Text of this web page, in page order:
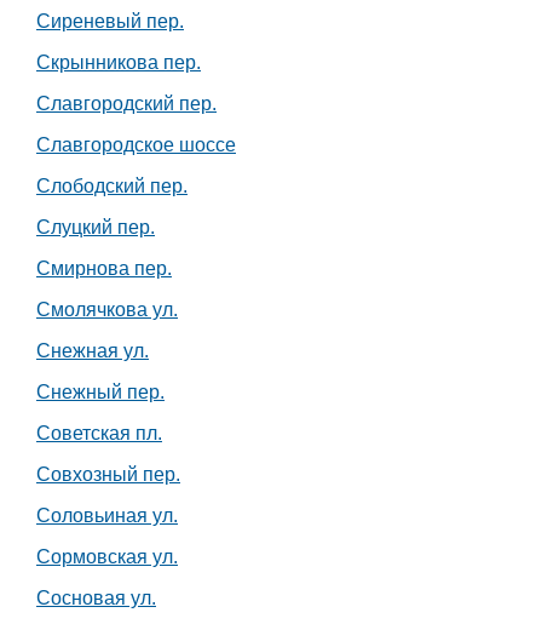
Сиреневый пер.
Скрынникова пер.
Славгородский пер.
Славгородское шоссе
Слободский пер.
Слуцкий пер.
Смирнова пер.
Смолячкова ул.
Снежная ул.
Снежный пер.
Советская пл.
Совхозный пер.
Соловьиная ул.
Сормовская ул.
Сосновая ул.